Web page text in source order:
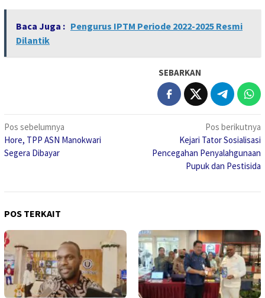
Baca Juga : Pengurus IPTM Periode 2022-2025 Resmi
Dilantik
SEBARKAN
Navigasi
pos
Pos sebelumnya
Hore, TPP ASN Manokwari
Segera Dibayar
Pos berikutnya
Kejari Tator Sosialisasi
Pencegahan Penyalahgunaan
Pupuk dan Pestisida
POS TERKAIT